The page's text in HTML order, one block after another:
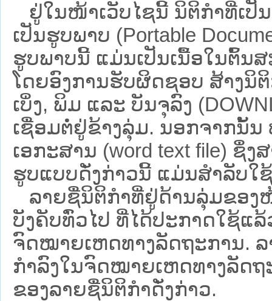
ຢູ່ໃນໜ້າ​ເວັບ​ໄຊ​ນີ້ ນິຕິກຳທີ່ເປັ
ເປັນຮູບພາບ (Portable
ຮູບພາບນີ້ ແມ່ນເປັນເນື້ອໃນຕົ້ນ
ໂດຍອົງການຮັບຜິດຊອບ ສ້າງນິ
ເບິ່ງ, ພິມ ແລະ ບັນຈຸລົງ
ເຊື່ອມຕໍ່ຢູ່ຂ້າງລຸ່ມ. ນອກຈາກນັ້ນ
ເອກະສານ (word text file) ຊຶ່
ຮູບແບບດັ່ງກ່າວນີ້ ແມ່ນສຳລັບໃ
ລາຍຊື່ນິຕິກຳທີ່ຢູ່ດ້ານລຸ່ມຂອງ
ບັງຄັບທົ່ວໄປ ທີ່ໄດ້ປະກາດໃຊ້ແ
ຈົດໝາຍເຫດທາງລັດຖະການ.
ກຳລົງໃນຈົດໝາຍເຫດທາງລັດ
ຂອງລາຍຊື່ນິຕິກໍາດັ່ງກ່າວ.